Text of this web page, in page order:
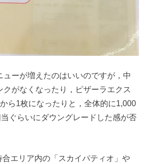
ューが増えたのはいいのですが，中
クがなくなったり，ピザーラエクス
ら1枚になったりと，全体的に1,000
ぐらいにダウングレードした感が否
エリア内の「スカイパティオ」や